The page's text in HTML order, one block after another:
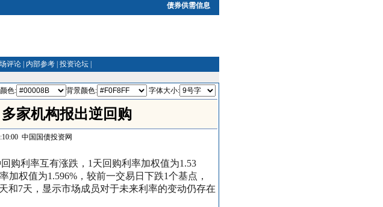
债券供需信息
评论 内部参考 投资论坛
色: 背景颜色: 字体大小:
家机构报出逆回购
中国国债投资网
利率互有涨跌，1天回购利率加权值为1.53
加权值为1.596%，较前一交易日下跌1个基点，
和7天， 显示市场成员对于未来利率的变动仍存在